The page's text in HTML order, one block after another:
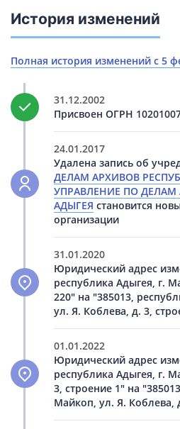
История изменений
Полная история изменений с 5
31.12.2002
Присвоен ОГРН
24.01.2017
Удалена запись об
ДЕЛАМ АРХИВОВ
УПРАВЛЕНИЕ ПО
АДЫГЕЯ становится
организации
31.01.2020
Юридический адрес
республика Адыгея, г.
220" на "385013,
ул. Я. Коблева, д. 3,
01.01.2022
Юридический адрес
республика Адыгея, г.
3, строение 1" на
Майкоп, ул. Я. Коблева,